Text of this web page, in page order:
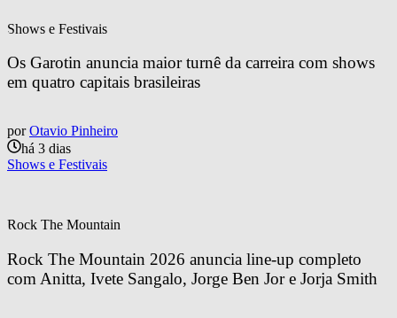
Shows e Festivais
Os Garotin anuncia maior turnê da carreira com shows
em quatro capitais brasileiras
por Otavio Pinheiro
há 3 dias
Shows e Festivais
Rock The Mountain
Rock The Mountain 2026 anuncia line-up completo
com Anitta, Ivete Sangalo, Jorge Ben Jor e Jorja Smith